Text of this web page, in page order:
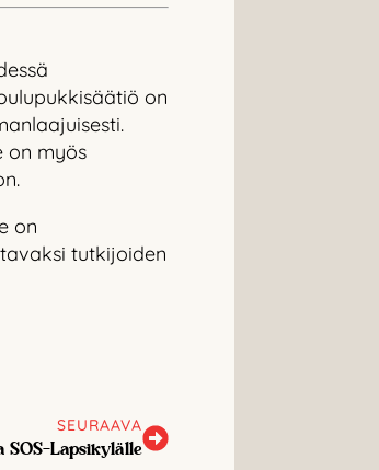
on
on myös
on
tutkijoiden
SEURAAVA
SOS-Lapsikylälle